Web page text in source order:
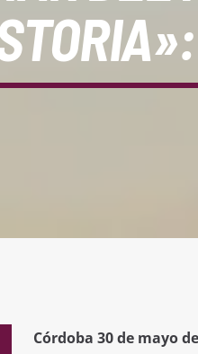
Córdoba 30 de mayo